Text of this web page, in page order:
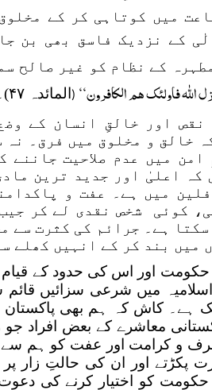
میں کوتاہی کر کے
کے نزدیک فاسق بھی بن
شریعت مطہرہ کے نظام کو غیر
اللہ فاولئک ھم الکافرون‘‘ ( المائدہ ۴۷)۔
نقص اور خالقِ انسان کے
خالق و مخلوق میں فرق۔
میں عدم صلاحیت
کہ اعلیٰ اور جدید ترین
میں ہے۔ عفت و
کوئی شخص نقدی لے کر
ہے۔ جرائم کی کثرت سے
میں بند کر کے انہیں کھلے
حکومت اور اس کی حدود کے
اسلامیہ میں شرعی سزائیں
ہے۔ کاش کہ ہم بھی
معاشرے کے بعض افراد
و کرامت اور عفت کو ہم سے
پکڑتے اور ان کی حالتِ زار
حکومت کو اختیار کرنے کی